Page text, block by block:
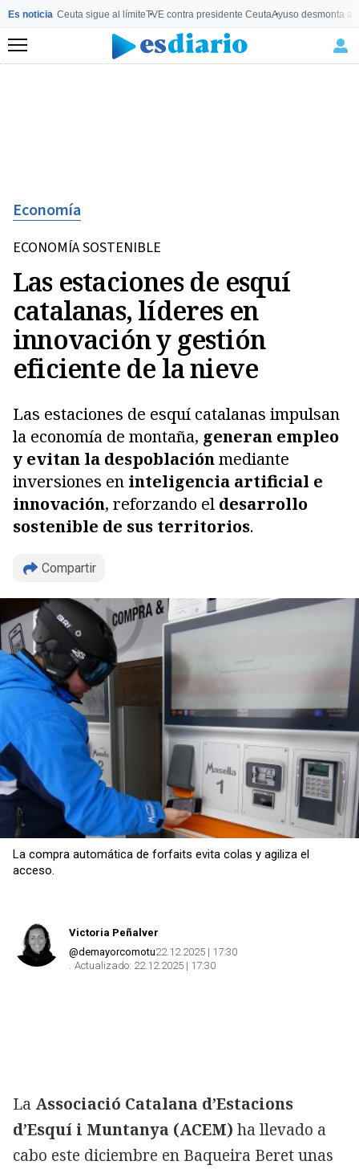
Es noticia Ceuta sigue al límiteTVE contra presidente CeutaAyuso desmonta a
Menú
Economía
ECONOMÍA SOSTENIBLE
Las estaciones de esquí
catalanas, líderes en
innovación y gestión
eficiente de la nieve
Las estaciones de esquí catalanas impulsan
la economía de montaña, generan empleo
y evitan la despoblaciónmediante
inversiones en inteligencia artificial e
innovación, reforzando el desarrollo
sostenible de sus territorios.
Compartir
Copiar
La compra automática de forfaits evita colas y agiliza el
acceso.
Victoria Peñalver
@demayorcomotu22.12.2025 | 17:30
Actualizado: 22.12.2025 | 17:30
La Associació Catalana d’Estacions
d’Esquí i Muntanya (ACEM) ha llevado a
cabo este diciembre en Baqueira Beret unas